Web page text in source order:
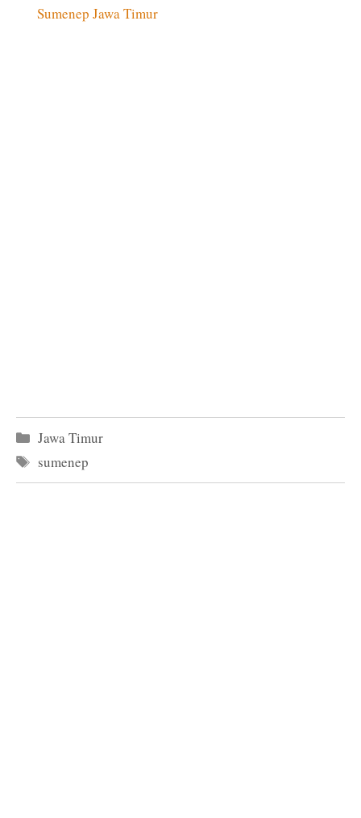
Sumenep Jawa Timur
Kategori
Jawa Timur
Tag
sumenep